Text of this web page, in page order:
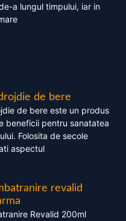
a lungul timpului, iar in
de bere
de bere este un produs
beneficii pentru sanatatea
Folosita de secole
aspectul
revalid
Revalid 200ml